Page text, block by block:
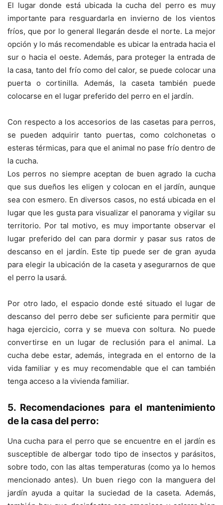
El lugar donde está ubicada la cucha del perro es muy
importante para resguardarla en invierno de los vientos
fríos, que por lo general llegarán desde el norte. La mejor
opción y lo más recomendable es ubicar la entrada hacia el
sur o hacia el oeste. Además, para proteger la entrada de
la casa, tanto del frío como del calor, se puede colocar una
puerta o cortinilla. Además, la caseta también puede
colocarse en el lugar preferido del perro en el jardín.
Con respecto a los accesorios de las casetas para perros,
se pueden adquirir tanto puertas, como colchonetas o
esteras térmicas, para que el animal no pase frío dentro de
la cucha.
Los perros no siempre aceptan de buen agrado la cucha
que sus dueños les eligen y colocan en el jardín, aunque
sea con esmero. En diversos casos, no está ubicada en el
lugar que les gusta para visualizar el panorama y vigilar su
territorio. Por tal motivo, es muy importante observar el
lugar preferido del can para dormir y pasar sus ratos de
descanso en el jardín. Este tip puede ser de gran ayuda
para elegir la ubicación de la caseta y asegurarnos de que
el perro la usará.
Por otro lado, el espacio donde esté situado el lugar de
descanso del perro debe ser suficiente para permitir que
haga ejercicio, corra y se mueva con soltura. No puede
convertirse en un lugar de reclusión para el animal. La
cucha debe estar, además, integrada en el entorno de la
vida familiar y es muy recomendable que el can también
tenga acceso a la vivienda familiar.
5. Recomendaciones para el mantenimiento
de la casa del perro:
Una cucha para el perro que se encuentre en el jardín es
susceptible de albergar todo tipo de insectos y parásitos,
sobre todo, con las altas temperaturas (como ya lo hemos
mencionado antes). Un buen riego con la manguera del
jardín ayuda a quitar la suciedad de la caseta. Además,